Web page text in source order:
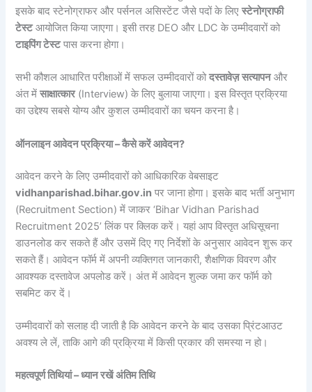
इसके बाद स्टेनोग्राफर और पर्सनल असिस्टेंट जैसे पदों के लिएस्टेनोग्राफी
टेस्टआयोजित किया जाएगा। इसी तरह DEO और LDC के उम्मीदवारों को
टाइपिंग टेस्टपास करना होगा।
सभी कौशल आधारित परीक्षाओं में सफल उम्मीदवारों कोदस्तावेज़ सत्यापनऔर
अंत मेंसाक्षात्कार(Interview) के लिए बुलाया जाएगा। इस विस्तृत प्रक्रिया
का उद्देश्य सबसे योग्य और कुशल उम्मीदवारों का चयन करना है।
ऑनलाइन आवेदन प्रक्रिया – कैसे करें आवेदन?
आवेदन करने के लिए उम्मीदवारों को आधिकारिक वेबसाइट
vidhanparishad.bihar.gov.in पर जाना होगा। इसके बाद भर्ती अनुभाग
(Recruitment Section) में जाकर ‘Bihar Vidhan Parishad
Recruitment 2025’ लिंक पर क्लिक करें। यहां आप विस्तृत अधिसूचना
डाउनलोड कर सकते हैं और उसमें दिए गए निर्देशों के अनुसार आवेदन शुरू कर
सकते हैं। आवेदन फॉर्म में अपनी व्यक्तिगत जानकारी, शैक्षणिक विवरण और
आवश्यक दस्तावेज अपलोड करें। अंत में आवेदन शुल्क जमा कर फॉर्म को
सबमिट कर दें।
उम्मीदवारों को सलाह दी जाती है कि आवेदन करने के बाद उसका प्रिंटआउट
अवश्य ले लें, ताकि आगे की प्रक्रिया में किसी प्रकार की समस्या न हो।
महत्वपूर्ण तिथियां – ध्यान रखें अंतिम तिथि